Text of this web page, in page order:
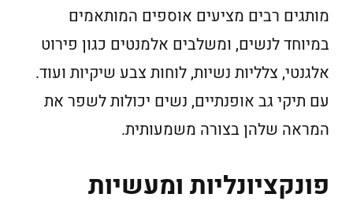
מותגים רבים מציעים אוספים המותאמים
במיוחד לנשים, ומשלבים אלמנטים כגון פירוט
אלגנטי, צלליות נשיות, לוחות צבע שיקיות ועוד.
עם תיקי גב אופנתיים, נשים יכולות לשפר את
המראה שלהן בצורה משמעותית.
פונקציונליות ומעשיות